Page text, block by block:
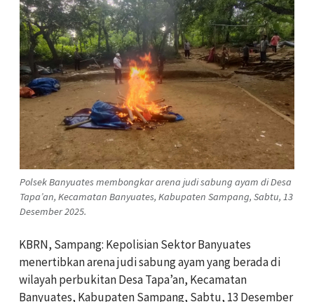
Polsek Banyuates membongkar arena judi sabung ayam di Desa
Tapa’an, Kecamatan Banyuates, Kabupaten Sampang, Sabtu, 13
Desember 2025.
KBRN, Sampang: Kepolisian Sektor Banyuates
menertibkan arena judi sabung ayam yang berada di
wilayah perbukitan Desa Tapa’an, Kecamatan
Banyuates, Kabupaten Sampang, Sabtu, 13 Desember